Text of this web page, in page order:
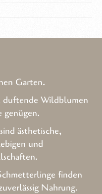
Garten.
duftende Wildblumen
genügen.
ästhetische,
und
finden
Nahrung.